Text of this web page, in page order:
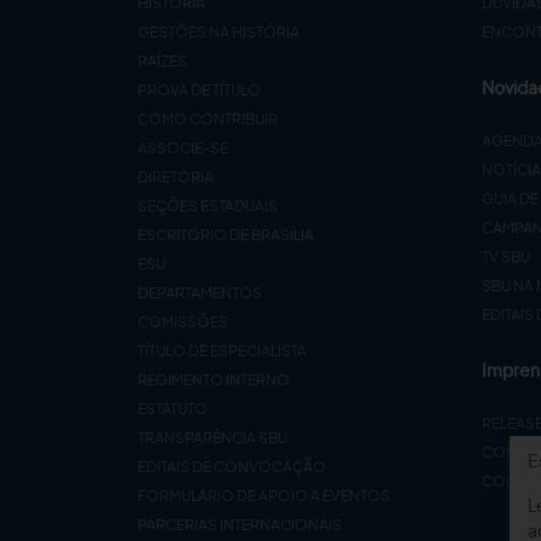
GESTÕES NA HISTÓRIA
RAÍZES
PROVA DE TÍTULO
COMO CONTRIBUIR
ASSOCIE-SE
DIRETORIA
SEÇÕES ESTADUAIS
ESCRITÓRIO DE BRASÍLIA
ESU
DEPARTAMENTOS
COMISSÕES
TÍTULO DE ESPECIALISTA
REGIMENTO INTERNO
ESTATUTO
TRANSPARÊNCIA SBU
EDITAIS DE CONVOCAÇÃO
FORMULÁRIO DE APOIO A EVENTOS
PARCERIAS INTERNACIONAIS
AGENDA
GUIA
TV SBU
SBU NA
EDITAIS